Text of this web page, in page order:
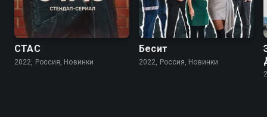
СТАС
2022, Россия, Новинки
Бесит
2022, Россия, Новинки